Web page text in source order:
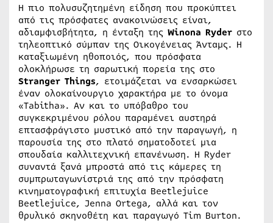
Η πιο πολυσυζητημένη είδηση που προκύπτει
από τις πρόσφατες ανακοινώσεις είναι,
αδιαμφισβήτητα, η ένταξη της Winona Ryder στο
τηλεοπτικό σύμπαν της Οικογένειας Άνταμς. Η
καταξιωμένη ηθοποιός, που πρόσφατα
ολοκλήρωσε τη σαρωτική πορεία της στο
Stranger Things, ετοιμάζεται να ενσαρκώσει
έναν ολοκαίνουργιο χαρακτήρα με το όνομα
«Tabitha». Αν και το υπόβαθρο του
συγκεκριμένου ρόλου παραμένει αυστηρά
επτασφράγιστο μυστικό από την παραγωγή, η
παρουσία της στο πλατό σηματοδοτεί μια
σπουδαία καλλιτεχνική επανένωση. Η Ryder
συναντά ξανά μπροστά από τις κάμερες τη
συμπρωταγωνίστριά της από την πρόσφατη
κινηματογραφική επιτυχία Beetlejuice
Beetlejuice, Jenna Ortega, αλλά και τον
θρυλικό σκηνοθέτη και παραγωγό Tim Burton.